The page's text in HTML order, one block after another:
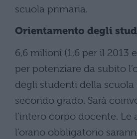
scuola primaria.
Orientamento degli
6,6 milioni (1,6 per il 2013
per potenziare da subito
degli studenti della scuola
secondo grado. Sarà
l’intero corpo docente.
l’orario obbligatorio